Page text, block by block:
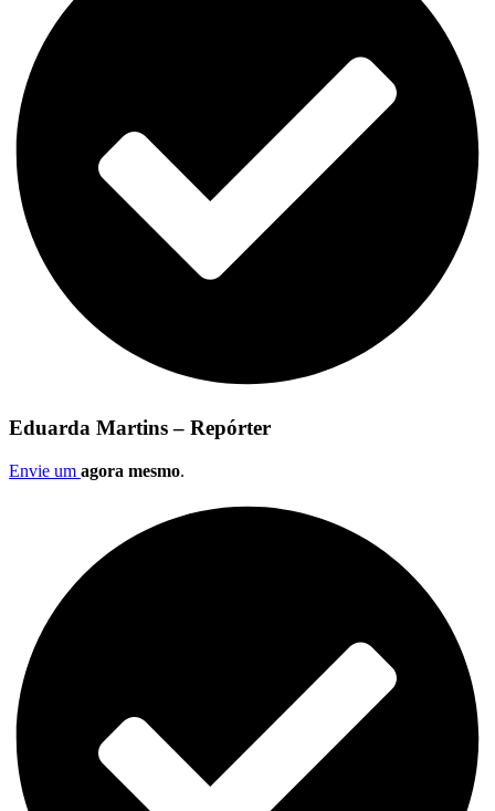
Eduarda Martins – Repórter
Envie um agora mesmo.